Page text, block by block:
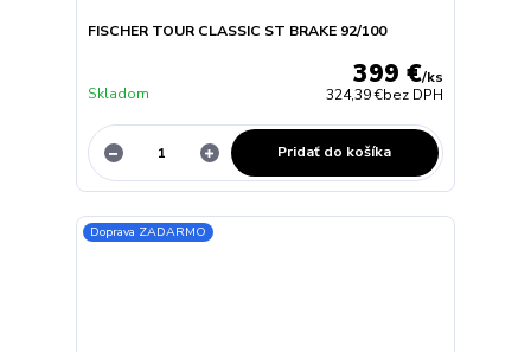
FISCHER TOUR CLASSIC ST BRAKE 92/100
399 €/ks
324,39 €bez DPH
Skladom
Pridať do košíka
Doprava ZADARMO